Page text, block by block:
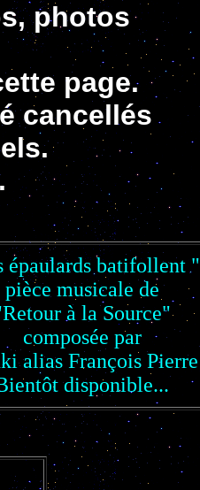
photos
page.
cancellés
épaulards batifollent "
pièce musicale de
à la Source"
composée par
alias François Pierre
disponible...